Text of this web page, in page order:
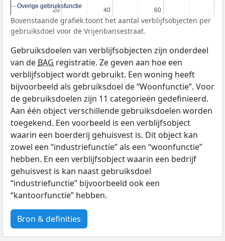
20
20 40
40 60
60
Overige gebruiksfunctie
Overige gebruiksfunctie
Bovenstaande grafiek toont het aantal verblijfsobjecten per
gebruiksdoel voor de Vrijenbansestraat.
Gebruiksdoelen van verblijfsobjecten zijn onderdeel
van de BAG registratie. Ze geven aan hoe een
verblijfsobject wordt gebruikt. Een woning heeft
bijvoorbeeld als gebruiksdoel de “Woonfunctie”. Voor
de gebruiksdoelen zijn 11 categorieën gedefinieerd.
Aan één object verschillende gebruiksdoelen worden
toegekend. Een voorbeeld is een verblijfsobject
waarin een boerderij gehuisvest is. Dit object kan
zowel een “industriefunctie” als een “woonfunctie”
hebben. En een verblijfsobject waarin een bedrijf
gehuisvest is kan naast gebruiksdoel
“industriefunctie” bijvoorbeeld ook een
“kantoorfunctie” hebben.
Bron & definities